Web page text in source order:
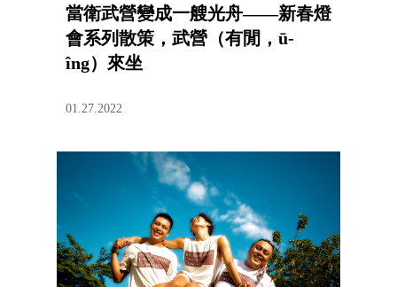
當衛武營變成一艘光舟——新春燈
會系列散策，武營（有閒，ū-
îng）來坐
01.27.2022